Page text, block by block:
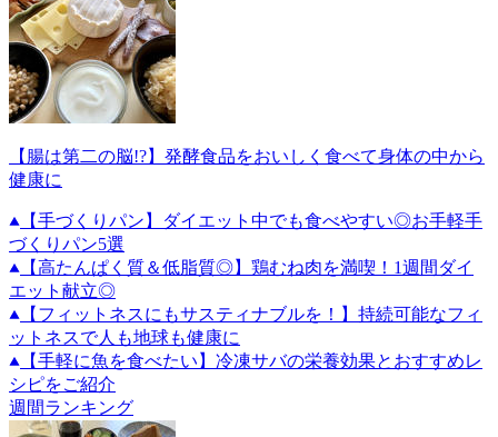
【腸は第二の脳!?】発酵食品をおいしく食べて身体の中から
健康に
【手づくりパン】ダイエット中でも食べやすい◎お手軽手
づくりパン5選
【高たんぱく質＆低脂質◎】鶏むね肉を満喫！1週間ダイ
エット献立◎
【フィットネスにもサスティナブルを！】持続可能なフィ
ットネスで人も地球も健康に
【手軽に魚を食べたい】冷凍サバの栄養効果とおすすめレ
シピをご紹介
週間ランキング